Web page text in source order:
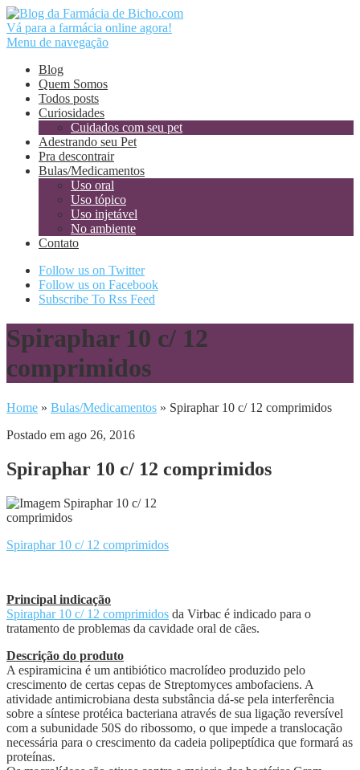
Vá para a farmácia online agora!
Menu de navegação
Blog
Quem Somos
Todos posts
Curiosidades
Cuidados com seu pet
Adestrando seu Pet
Pra descontrair
Bulas/Medicamentos
Uso oral
Uso tópico
Uso injetável
No ambiente
Contato
Follow us on Twitter
Follow us on Facebook
Subscribe To Rss Feed
Spiraphar 10 c/ 12
comprimidos
Home » Bulas/Medicamentos » Spiraphar 10 c/ 12 comprimidos
Postado em ago 26, 2016
Spiraphar 10 c/ 12 comprimidos
Spiraphar 10 c/ 12 comprimidos
Principal indicação
Spiraphar 10 c/ 12 comprimidos da Virbac é indicado para o
tratamento de problemas da cavidade oral de cães.
Descrição do produto
A espiramicina é um antibiótico macrolídeo produzido pelo
crescimento de certas cepas de Streptomyces ambofaciens. A
atividade antimicrobiana desta substância dá-se pela interferência
sobre a síntese protéica bacteriana através de sua ligação reversível
com a subunidade 50S do ribossomo, o que impede a translocação
necessária para o crescimento da cadeia polipeptídica que formará as
proteínas.